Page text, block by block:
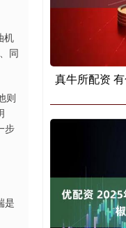
机
同
则
步
是
真牛所配资